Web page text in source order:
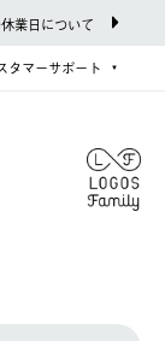
業日について
タマーサポート